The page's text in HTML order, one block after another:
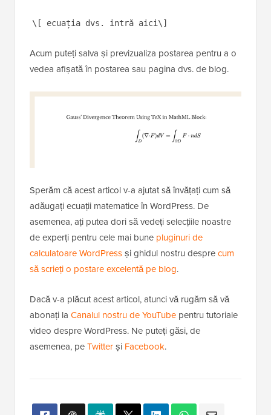
\[ ecuația dvs. intră aici\]
Acum puteți salva și previzualiza postarea pentru a o
vedea afișată în postarea sau pagina dvs. de blog.
Sperăm că acest articol v-a ajutat să învățați cum să
adăugați ecuații matematice în WordPress. De
asemenea, ați putea dori să vedeți selecțiile noastre
de experți pentru cele mai bune pluginuri de
calculatoare WordPressși ghidul nostru desprecum
să scrieți o postare excelentă pe blog.
Dacă v-a plăcut acest articol, atunci vă rugăm să vă
abonați la Canalul nostru de YouTube pentru tutoriale
video despre WordPress. Ne puteți găsi, de
asemenea, peTwitterși Facebook.